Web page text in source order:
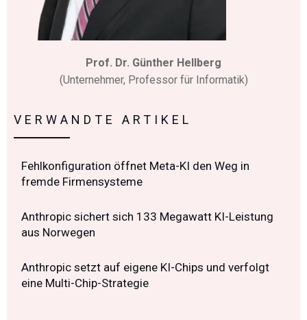
Prof. Dr. Günther Hellberg
(Unternehmer, Professor für Informatik)
VERWANDTE ARTIKEL
Fehlkonfiguration öffnet Meta-KI den Weg in
fremde Firmensysteme
Anthropic sichert sich 133 Megawatt KI-Leistung
aus Norwegen
Anthropic setzt auf eigene KI-Chips und verfolgt
eine Multi-Chip-Strategie